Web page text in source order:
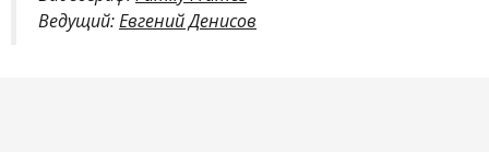
Ведущий:Евгений Денисов